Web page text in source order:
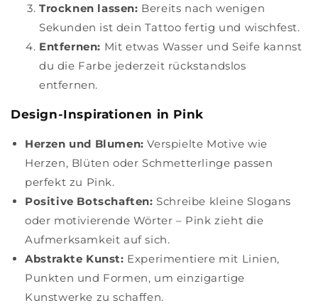
Trocknen lassen: Bereits nach wenigen
Sekunden ist dein Tattoo fertig und wischfest.
Entfernen: Mit etwas Wasser und Seife kannst
du die Farbe jederzeit rückstandslos
entfernen.
Design-Inspirationen in Pink
Herzen und Blumen: Verspielte Motive wie
Herzen, Blüten oder Schmetterlinge passen
perfekt zu Pink.
Positive Botschaften: Schreibe kleine Slogans
oder motivierende Wörter – Pink zieht die
Aufmerksamkeit auf sich.
Abstrakte Kunst: Experimentiere mit Linien,
Punkten und Formen, um einzigartige
Kunstwerke zu schaffen.